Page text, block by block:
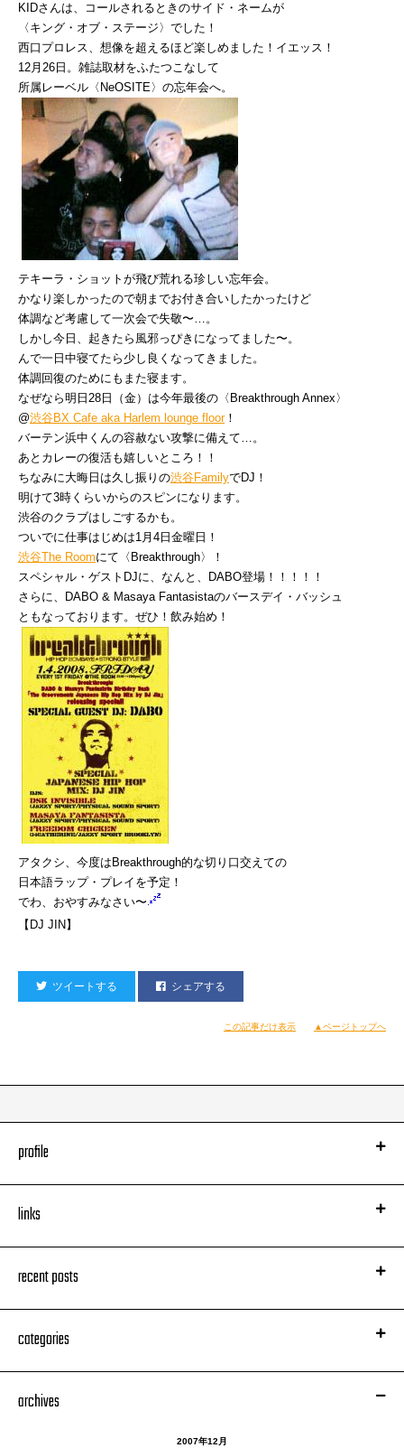
KIDさんは、コールされるときのサイド・ネームが
〈キング・オブ・ステージ〉でした！
西口プロレス、想像を超えるほど楽しめました！イエッス！
12月26日。雑誌取材をふたつこなして
所属レーベル〈NeOSITE〉の忘年会へ。
テキーラ・ショットが飛び荒れる珍しい忘年会。
かなり楽しかったので朝までお付き合いしたかったけど
体調など考慮して一次会で失敬〜…。
しかし今日、起きたら風邪っぴきになってました〜。
んで一日中寝てたら少し良くなってきました。
体調回復のためにもまた寝ます。
なぜなら明日28日（金）は今年最後の〈Breakthrough Annex〉
@渋谷BX Cafe aka Harlem lounge floor！
バーテン浜中くんの容赦ない攻撃に備えて…。
あとカレーの復活も嬉しいところ！！
ちなみに大晦日は久し振りの渋谷FamilyでDJ！
明けて3時くらいからのスピンになります。
渋谷のクラブはしごするかも。
ついでに仕事はじめは1月4日金曜日！
渋谷The Roomにて〈Breakthrough〉！
スペシャル・ゲストDJに、なんと、DABO登場！！！！！
さらに、DABO & Masaya Fantasistaのバースデイ・バッシュ
ともなっております。ぜひ！飲み始め！
アタクシ、今度はBreakthrough的な切り口交えての
日本語ラップ・プレイを予定！
でわ、おやすみなさい〜
【DJ JIN】
ツイートする シェアする
この記事だけ表示 ▲ページトップへ
profile
links
recent posts
categories
archives
2007年12月